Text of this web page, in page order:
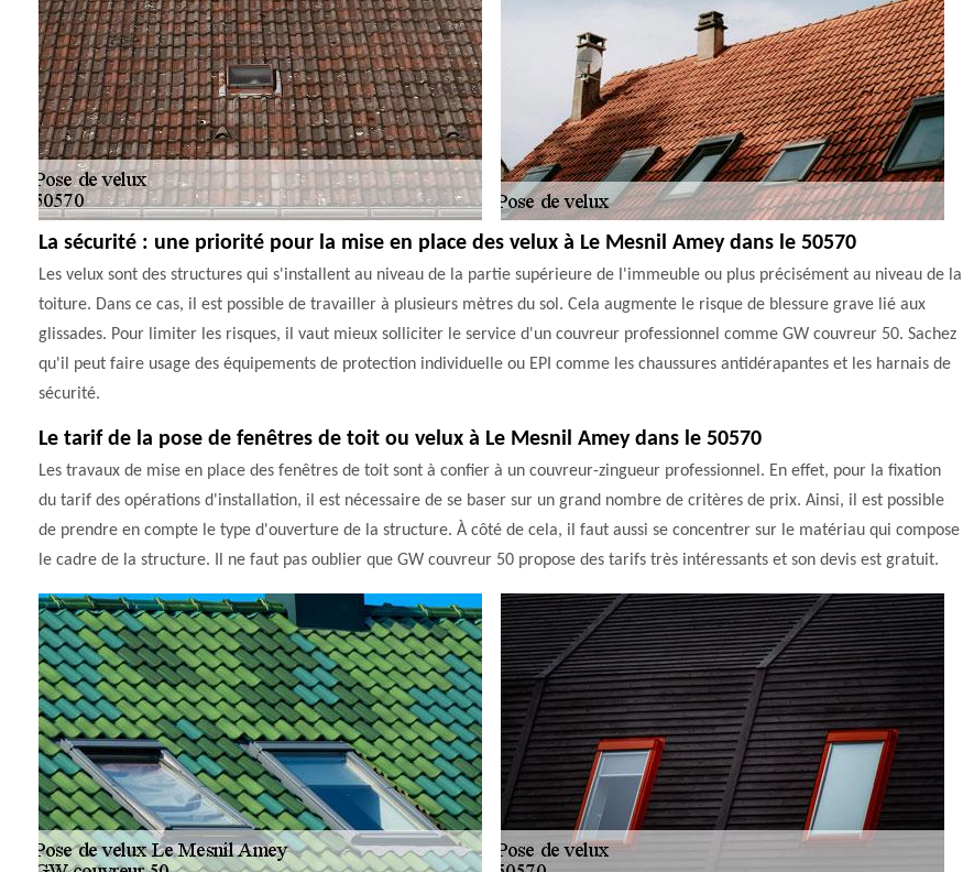
La sécurité : une priorité pour la mise en place des velux à Le Mesnil Amey dans le 50570
Les velux sont des structures qui s'installent au niveau de la partie supérieure de l'immeuble ou plus précisément au niveau de la
toiture. Dans ce cas, il est possible de travailler à plusieurs mètres du sol. Cela augmente le risque de blessure grave lié aux
glissades. Pour limiter les risques, il vaut mieux solliciter le service d'un couvreur professionnel comme GW couvreur 50. Sachez
qu'il peut faire usage des équipements de protection individuelle ou EPI comme les chaussures antidérapantes et les harnais de
sécurité.
Le tarif de la pose de fenêtres de toit ou velux à Le Mesnil Amey dans le 50570
Les travaux de mise en place des fenêtres de toit sont à confier à un couvreur-zingueur professionnel. En effet, pour la fixation
du tarif des opérations d'installation, il est nécessaire de se baser sur un grand nombre de critères de prix. Ainsi, il est possible
de prendre en compte le type d'ouverture de la structure. À côté de cela, il faut aussi se concentrer sur le matériau qui compose
le cadre de la structure. Il ne faut pas oublier que GW couvreur 50 propose des tarifs très intéressants et son devis est gratuit.